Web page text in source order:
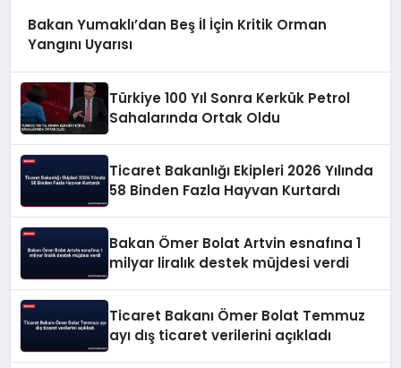
Bakan Yumaklı’dan Beş İl İçin Kritik Orman
Yangını Uyarısı
Türkiye 100 Yıl Sonra Kerkük Petrol
Sahalarında Ortak Oldu
Ticaret Bakanlığı Ekipleri 2026 Yılında
58 Binden Fazla Hayvan Kurtardı
Bakan Ömer Bolat Artvin esnafına 1
milyar liralık destek müjdesi verdi
Ticaret Bakanı Ömer Bolat Temmuz
ayı dış ticaret verilerini açıkladı